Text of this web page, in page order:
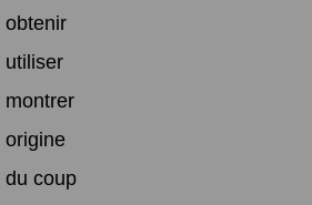
obtenir
utiliser
montrer
origine
du coup